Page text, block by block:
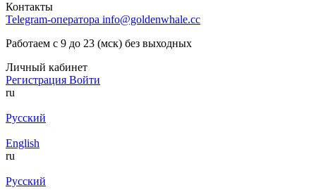
Контакты
Telegram-оператора info@goldenwhale.cc
Работаем с 9 до 23 (мск) без выходных
Личный кабинет
Регистрация Войти
ru
Русский
English
ru
Русский